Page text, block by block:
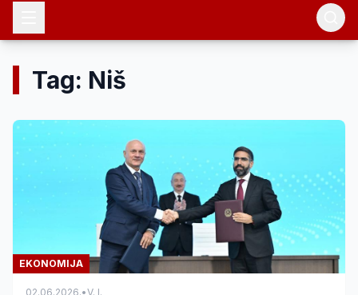
Tag: Niš
EKONOMIJA
02.06.2026.•V. I.